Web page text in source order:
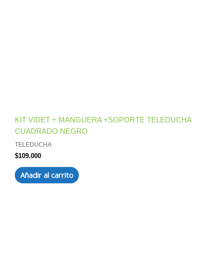
KIT VIDET + MANGUERA +SOPORTE TELEDUCHA
CUADRADO NEGRO
TELEDUCHA
$109.000
Añadir al carrito